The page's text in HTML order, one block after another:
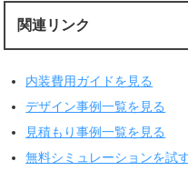
関連リンク
内装費用ガイドを見る
デザイン事例一覧を見る
見積もり事例一覧を見る
無料シミュレーションを試